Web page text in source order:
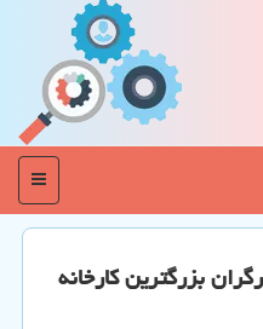
منو
بزرگترین كارخانه